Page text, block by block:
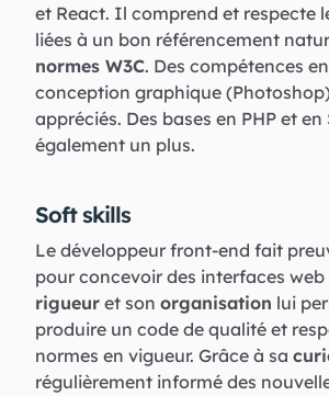
et React. Il comprend et respecte
liées à un bon référencement
normes W3C. Des compétences
conception graphique
appréciés. Des bases en PHP et en
également un plus.
Soft skills
Le développeur front-end fait
pour concevoir des interfaces
rigueur et son organisation lui
produire un code de qualité et
normes en vigueur. Grâce à sa
régulièrement informé des